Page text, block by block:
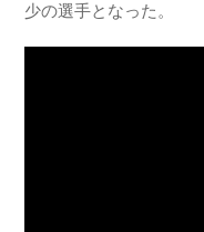
少の選手となった。